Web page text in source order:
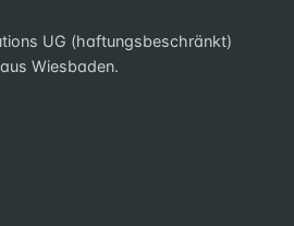
UG (haftungsbeschränkt)
Wiesbaden.